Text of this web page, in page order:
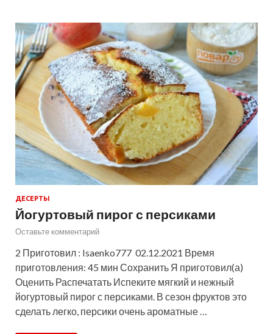
ДЕСЕРТЫ
Йогуртовый пирог с персиками
Оставьте комментарий
2 Приготовил : Isaenko777 02.12.2021 Время
приготовления: 45 мин Сохранить Я приготовил(а)
Оценить Распечатать Испеките мягкий и нежный
йогуртовый пирог с персиками. В сезон фруктов это
сделать легко, персики очень ароматные …